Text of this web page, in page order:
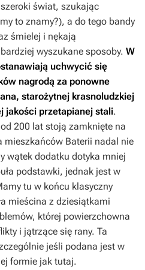
świat, szukając
to znamy?), a do tego bandy
śmielej i nękają
wyszukane sposoby. W
uchwycić się
nagrodą za ponowne
starożytnej krasnoludzkiej
jakości przetapianej stali.
200 lat stoją zamknięte na
mieszkańców Baterii nadal nie
wątek dodatku dotyka mniej
podstawki, jednak jest w
tu w końcu klasyczny
mieścina z dziesiątkami
której powierzchowna
i jątrzące się rany. Ta
jeśli podana jest w
formie jak tutaj.